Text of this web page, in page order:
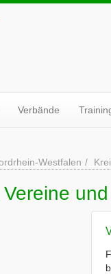
Verbände
Westfalen